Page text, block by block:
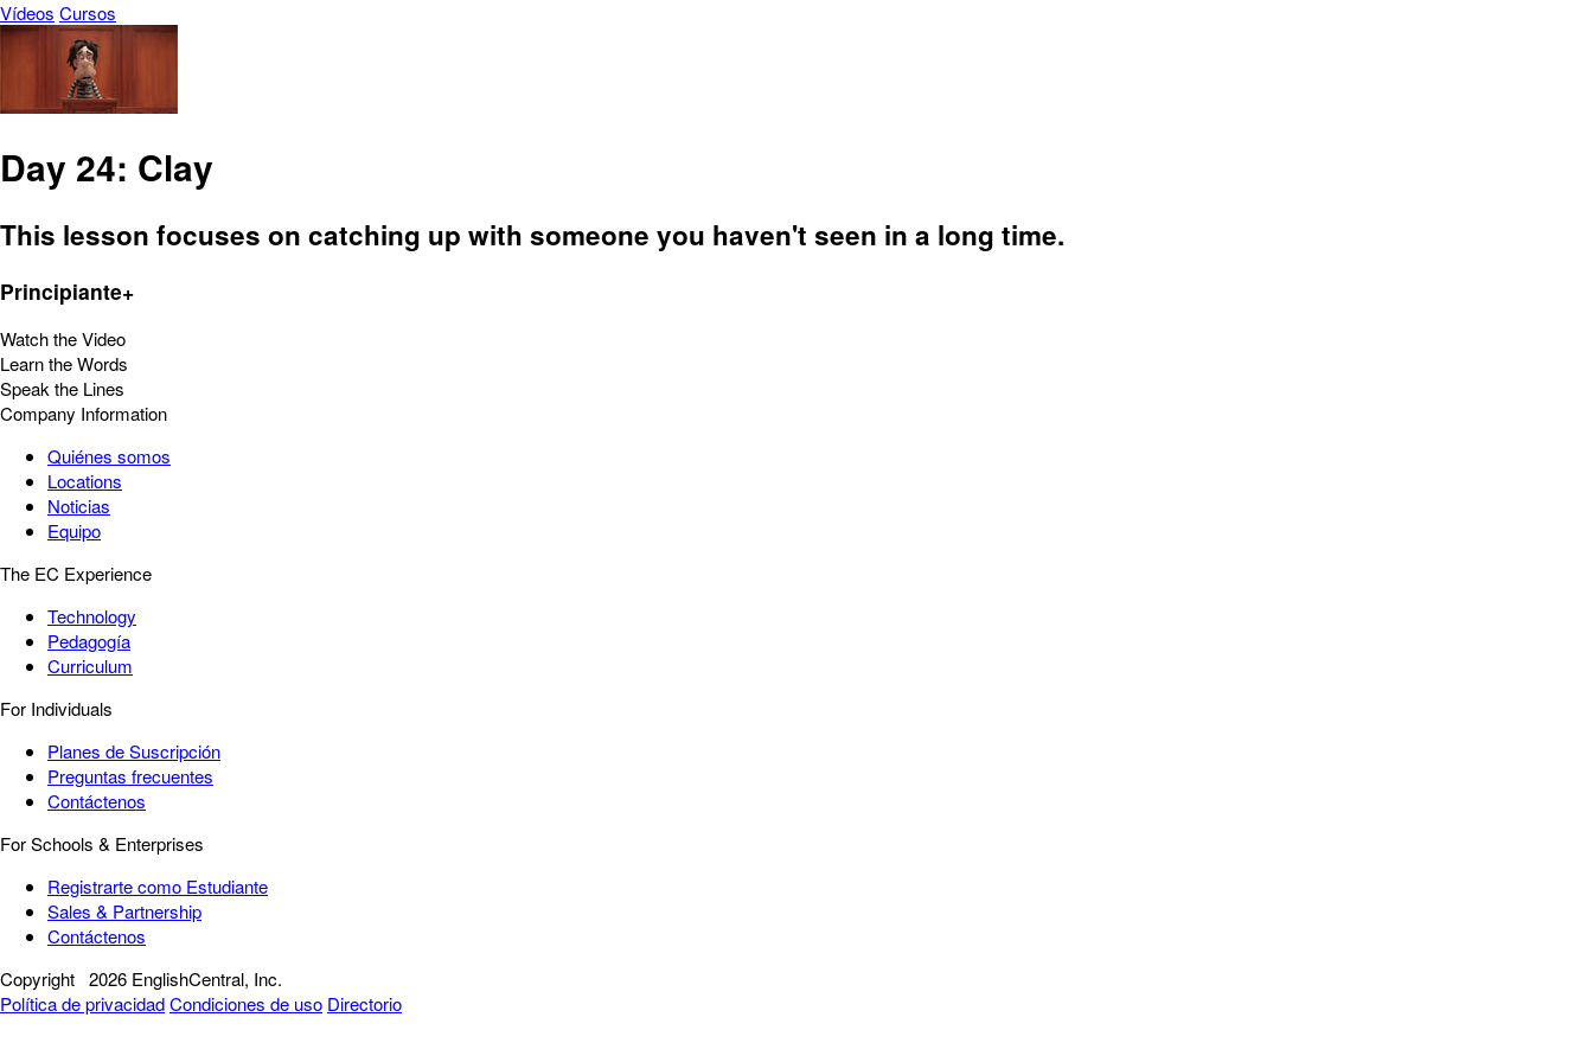
Vídeos Cursos
Day 24: Clay
This lesson focuses on catching up with someone you haven't seen in a long time.
Principiante+
Watch the Video
Learn the Words
Speak the Lines
Company Information
Quiénes somos
Locations
Noticias
Equipo
The EC Experience
Technology
Pedagogía
Curriculum
For Individuals
Planes de Suscripción
Preguntas frecuentes
Contáctenos
For Schools & Enterprises
Registrarte como Estudiante
Sales & Partnership
Contáctenos
Copyright 2026 EnglishCentral, Inc.
Política de privacidadCondiciones de uso Directorio